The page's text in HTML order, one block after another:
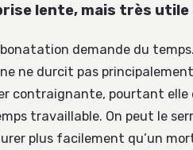
lente, mais très
demande du
ne durcit pas
contraignante, pourtant elle
travaillable. On peut le
plus facilement qu’un